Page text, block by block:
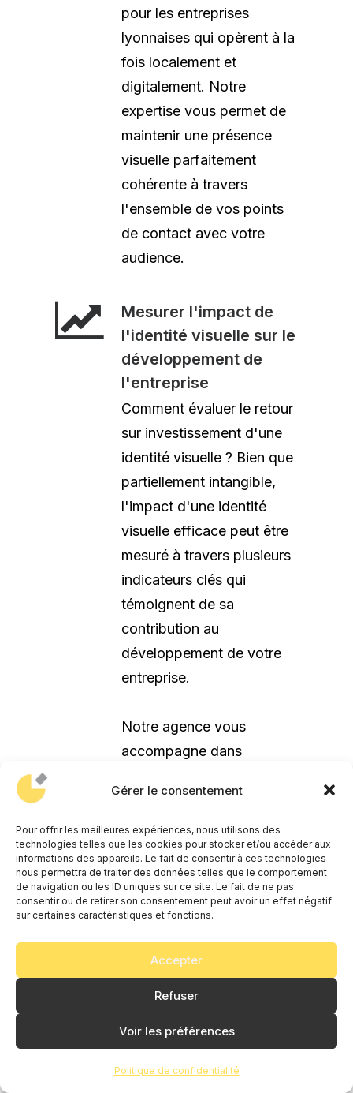
Gérer le consentement
Pour offrir les meilleures expériences, nous utilisons des
technologies telles que les cookies pour stocker et/ou accéder aux
informations des appareils. Le fait de consentir à ces technologies
nous permettra de traiter des données telles que le comportement
de navigation ou les ID uniques sur ce site. Le fait de ne pas
consentir ou de retirer son consentement peut avoir un effet négatif
sur certaines caractéristiques et fonctions.
Accepter
Refuser
Voir les préférences
Politique de confidentialité
pour les entreprises
lyonnaises qui opèrent à la
fois localement et
digitalement. Notre
expertise vous permet de
maintenir une présence
visuelle parfaitement
cohérente à travers
l'ensemble de vos points
de contact avec votre
audience.
Mesurer l'impact de
l'identité visuelle sur le
développement de
l'entreprise
Comment évaluer le retour
sur investissement d'une
identité visuelle ? Bien que
partiellement intangible,
l'impact d'une identité
visuelle efficace peut être
mesuré à travers plusieurs
indicateurs clés qui
témoignent de sa
contribution au
développement de votre
entreprise.
Notre agence vous
accompagne dans
tableau de bord
personnalisé pour suivre
l'évolution de métriques
significatives :
reconnaissance de marque,
perception des valeurs,
engagement client, taux de
conversion, fidélisation,
etc. Ces données vous
de votre nouvelle identité